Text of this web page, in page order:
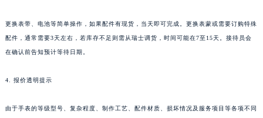
更换表带、电池等简单操作，如果配件有现货，当天即可完成。更换表蒙或需要订购特殊
配件，通常需要3天左右，若库存不足则需从瑞士调货，时间可能在7至15天。接待员会
在确认前告知预计等待日期。
4. 报价透明提示
由于手表的等级型号、复杂程度、制作工艺、配件材质、损坏情况及服务项目等各项不同